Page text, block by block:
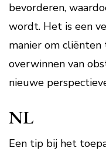
bevorderen,
wordt. Het is een
manier om
overwinnen van
nieuwe
NL
Een tip bij het